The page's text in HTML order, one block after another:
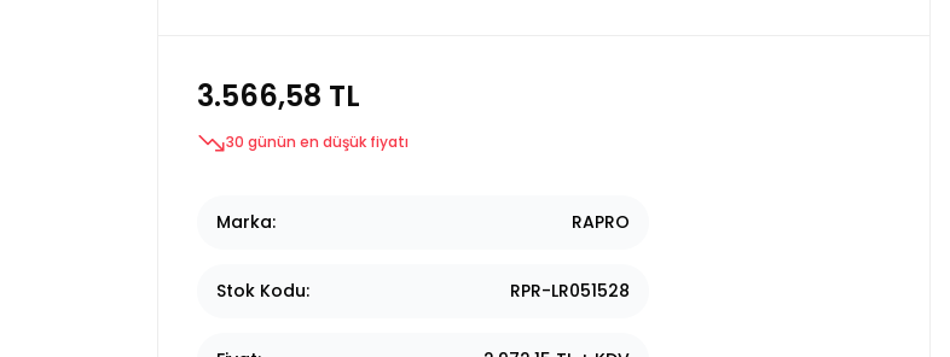
3.566,58 TL
30 günün en düşük fiyatı
Marka RAPRO
Stok Kodu RPR-LR051528